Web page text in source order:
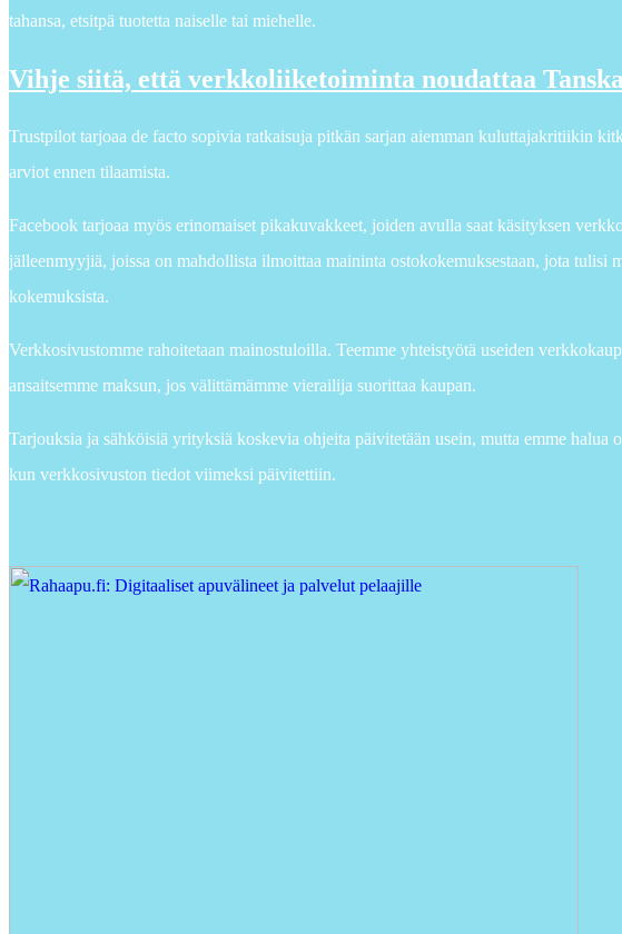
tahansa, etsitpä tuotetta naiselle tai miehelle.
Vihje siitä, että verkkoliiketoiminta noudattaa
Trustpilot tarjoaa de facto sopivia ratkaisuja pitkän sarjan aiemman kuluttajakritiikin
arviot ennen tilaamista.
Facebook tarjoaa myös erinomaiset pikakuvakkeet, joiden avulla saat käsityksen
jälleenmyyjiä, joissa on mahdollista ilmoittaa maininta ostokokemuksestaan, jota tulisi
kokemuksista.
Verkkosivustomme rahoitetaan mainostuloilla. Teemme yhteistyötä useiden
ansaitsemme maksun, jos välittämämme vierailija suorittaa kaupan.
Tarjouksia ja sähköisiä yrityksiä koskevia ohjeita päivitetään usein, mutta emme halua
kun verkkosivuston tiedot viimeksi päivitettiin.